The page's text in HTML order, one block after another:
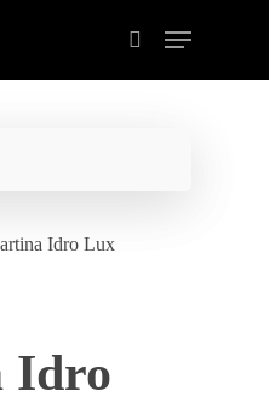
Idro Lux
Idro